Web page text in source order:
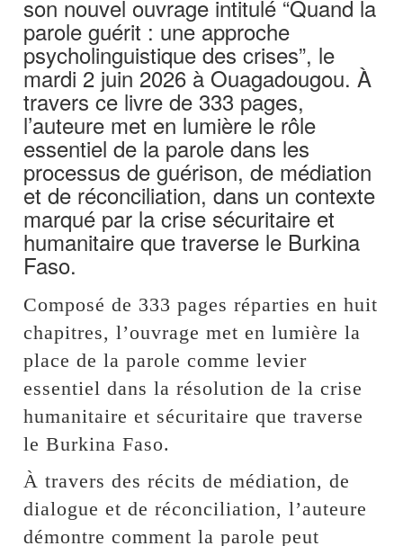
son nouvel ouvrage intitulé “Quand la
parole guérit : une approche
psycholinguistique des crises”, le
mardi 2 juin 2026 à Ouagadougou. À
travers ce livre de 333 pages,
l’auteure met en lumière le rôle
essentiel de la parole dans les
processus de guérison, de médiation
et de réconciliation, dans un contexte
marqué par la crise sécuritaire et
humanitaire que traverse le Burkina
Faso.
Composé de 333 pages réparties en huit
chapitres, l’ouvrage met en lumière la
place de la parole comme levier
essentiel dans la résolution de la crise
humanitaire et sécuritaire que traverse
le Burkina Faso.
À travers des récits de médiation, de
dialogue et de réconciliation, l’auteure
démontre comment la parole peut